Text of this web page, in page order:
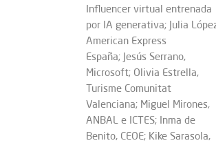
Influencer virtual entrenada
por IA generativa; Julia
American Express
España; Jesús Serrano,
Microsoft; Olivia Estrella,
Turisme Comunitat
Valenciana; Miguel Mirones,
ANBAL e ICTES; Inma de
Benito, CEOE; Kike Sarasola,